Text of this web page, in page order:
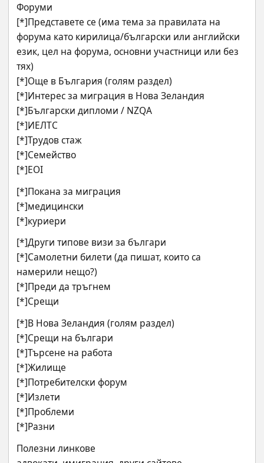
Форуми
[*]Представете се (има тема за правилата на
форума като кирилица/български или английски
език, цел на форума, основни участници или без
тях)
[*]Още в България (голям раздел)
[*]Интерес за миграция в Нова Зеландия
[*]Български дипломи / NZQA
[*]ИЕЛТС
[*]Трудов стаж
[*]Семейство
[*]EOI
[*]Покана за миграция
[*]медицински
[*]куриери
[*]Други типове визи за българи
[*]Самолетни билети (да пишат, които са
намерили нещо?)
[*]Преди да тръгнем
[*]Срещи
[*]В Нова Зеландия (голям раздел)
[*]Срещи на българи
[*]Търсене на работа
[*]Жилище
[*]Потребителски форум
[*]Излети
[*]Проблеми
[*]Разни
Полезни линкове